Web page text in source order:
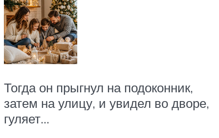
Тогда он прыгнул на подоконник,
затем на улицу, и увидел во дворе,
гуляет…